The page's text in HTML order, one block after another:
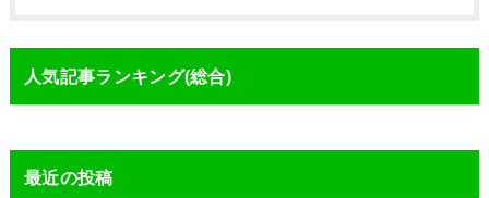
人気記事ランキング(総合)
最近の投稿